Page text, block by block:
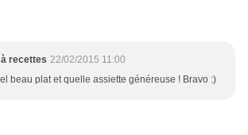
recettes 22/02/2015 11:00
beau plat et quelle assiette généreuse ! Bravo :)